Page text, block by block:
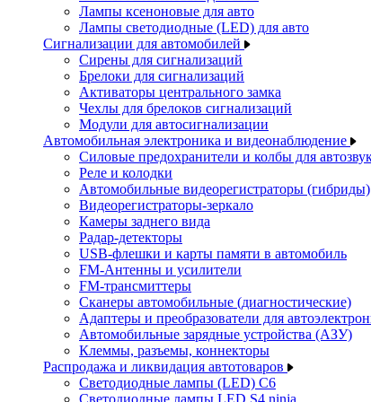
Лампы ксеноновые для авто
Лампы светодиодные (LED) для авто
Сигнализации для автомобилей
Сирены для сигнализаций
Брелоки для сигнализаций
Активаторы центрального замка
Чехлы для брелоков сигнализаций
Модули для автосигнализации
Автомобильная электроника и видеонаблюдение
Силовые предохранители и колбы для
Реле и колодки
Автомобильные видеорегистраторы (гибриды)
Видеорегистраторы-зеркало
Камеры заднего вида
Радар-детекторы
USB-флешки и карты памяти в автомобиль
FM-Антенны и усилители
FM-трансмиттеры
Сканеры автомобильные (диагностические)
Адаптеры и преобразователи для
Автомобильные зарядные устройства (АЗУ)
Клеммы, разъемы, коннекторы
Распродажа и ликвидация автотоваров
Светодиодные лампы (LED) C6
Светодиодные лампы LED S4 ninja